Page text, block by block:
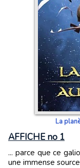
La
AFFICHE no 1
... parce que ce
une immense